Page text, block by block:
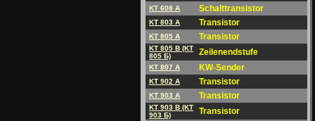
KT 608 A Schalttransistor
KT 803 A Transistor
KT 805 A Transistor
KT 805 B (KT
805 Б)
Zeilenendstufe
KT 807 A KW-Sender
KT 902 A Transistor
KT 903 A Transistor
KT 903 B (KT
903 Б)
Transistor